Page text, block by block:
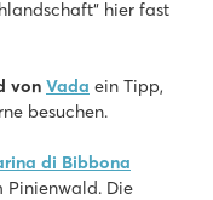
hier fast
von Vada ein Tipp,
besuchen.
di Bibbona
Pinienwald. Die